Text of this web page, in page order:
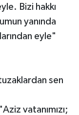
Bizi hakkı
yanında
eyle"
sen
vatanımızı;